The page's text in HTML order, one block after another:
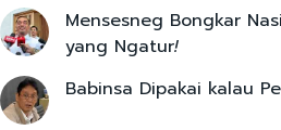
Mensesneg Bongkar
yang Ngatur!
Babinsa Dipakai kalau